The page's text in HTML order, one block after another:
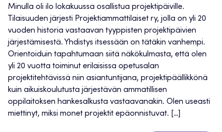
Minulla oli ilo lokakuussa osallistua projektipäiville.
Tilaisuuden järjesti Projektiammattilaiset ry, jolla on yli 20
vuoden historia vastaavan tyyppisten projektipäivien
järjestämisestä. Yhdistys itsessään on tätäkin vanhempi.
Orientoiduin tapahtumaan siitä näkökulmasta, että olen
yli 20 vuotta toiminut erilaisissa opetusalan
projektitehtävissä niin asiantuntijana, projektipäällikkönä
kuin aikuiskoulutusta järjestävän ammatillisen
oppilaitoksen hankesalkusta vastaavanakin. Olen useasti
miettinyt, miksi monet projektit epäonnistuvat. […]